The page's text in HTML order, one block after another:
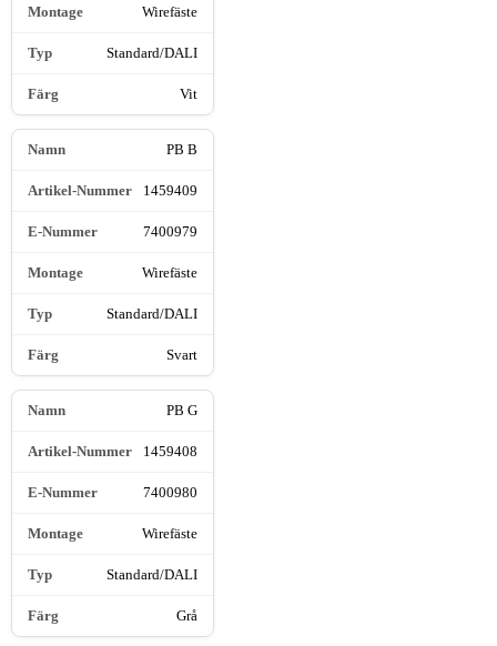
Wirefäste
Standard/DALI
Vit
PB B
1459409
7400979
Wirefäste
Standard/DALI
Svart
PB G
1459408
7400980
Wirefäste
Standard/DALI
Grå